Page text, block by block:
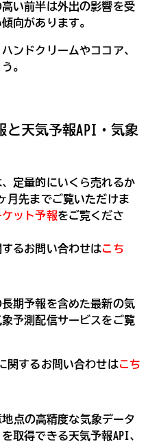
い前半は外出の影響を受
向があります。
ンドクリームやココア、
。
と天気予報API・気象
定量的にいくら売れるか
月先までご覧いただけま
ット予報をご覧くださ
るお問い合わせはこち
期予報を含めた最新の気
予測配信サービスをご覧
関するお問い合わせはこち
点の高精度な気象データ
取得できる天気予報API、